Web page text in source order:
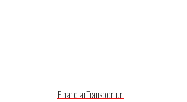
FinanciarTransporturi